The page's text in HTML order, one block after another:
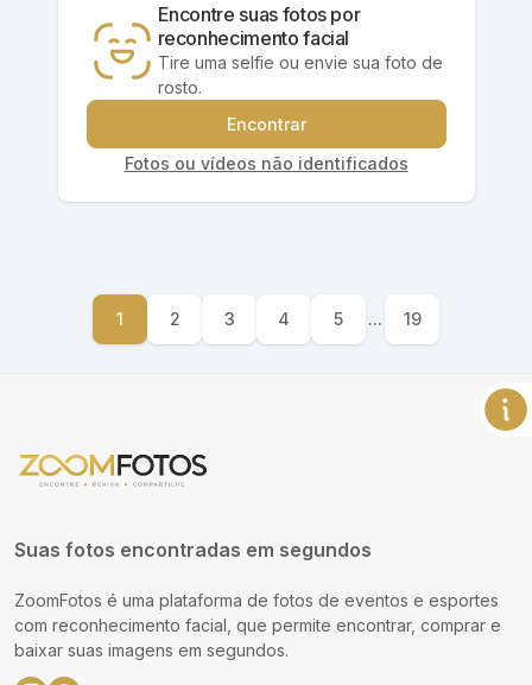
Encontre suas fotos por
reconhecimento facial
Tire uma selfie ou envie sua foto de
rosto.
Encontrar
Fotos ou vídeos não identificados
1 2 3 4 5 ... 19
Suas fotos encontradas em segundos
ZoomFotos é uma plataforma de fotos de eventos e esportes
com reconhecimento facial, que permite encontrar, comprar e
baixar suas imagens em segundos.